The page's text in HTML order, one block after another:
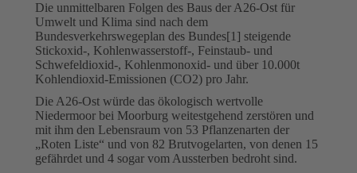
Die unmittelbaren Folgen des Baus der A26-Ost für
Umwelt und Klima sind nach dem
Bundesverkehrswegeplan des Bundes[1] steigende
Stickoxid-, Kohlenwasserstoff-, Feinstaub- und
Schwefeldioxid-, Kohlenmonoxid- und über 10.000t
Kohlendioxid-Emissionen (CO2) pro Jahr.
Die A26-Ost würde das ökologisch wertvolle
Niedermoor bei Moorburg weitestgehend zerstören und
mit ihm den Lebensraum von 53 Pflanzenarten der
„Roten Liste“ und von 82 Brutvogelarten, von denen 15
gefährdet und 4 sogar vom Aussterben bedroht sind.